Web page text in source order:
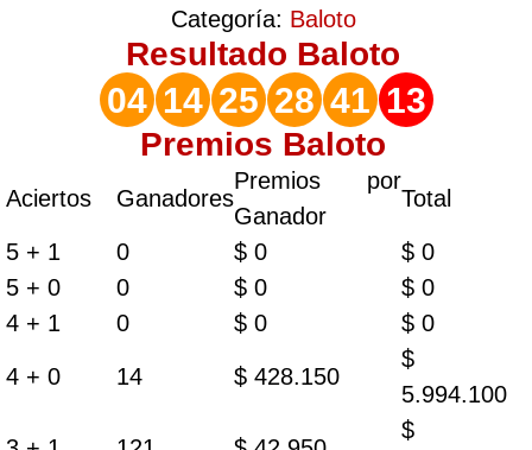
Categoría: Baloto
Resultado Baloto
04 14 25 28 41 13
Premios Baloto
Aciertos Ganadores
Premios por
Ganador
Total
5 + 1 0 $ 0
$ 0
5 + 0
0 $ 0
$ 0
4 + 1
0 $ 0 $ 0
4 + 0 14 $ 428.150
$
5.994.100
$